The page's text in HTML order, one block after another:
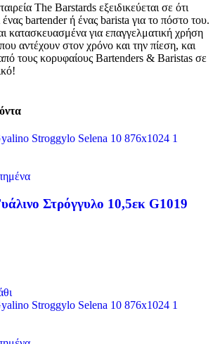
The Barstards εξειδικεύεται σε ότι
ένας bartender ή ένας barista για το πόστο του.
κατασκευασμένα για επαγγελματική χρήση
αντέχουν στον χρόνο και την πίεση, και
τους κορυφαίους Bartenders & Baristas σε
Στρόγγυλο 10,5εκ G1019